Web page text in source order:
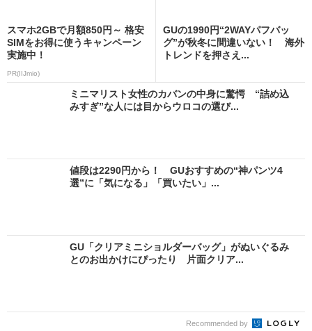
スマホ2GBで月額850円～ 格安
SIMをお得に使うキャンペーン
実施中！
PR(IIJmio)
GUの1990円“2WAYパフバッ
グ”が秋冬に間違いない！ 海外
トレンドを押さえ...
ミニマリスト女性のカバンの中身に驚愕 “詰め込
みすぎ”な人には目からウロコの選び...
値段は2290円から！ GUおすすめの“神パンツ4
選”に「気になる」「買いたい」...
GU「クリアミニショルダーバッグ」がぬいぐるみ
とのお出かけにぴったり 片面クリア...
Recommended by